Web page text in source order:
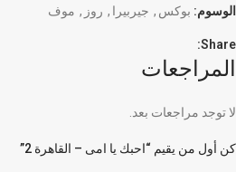
الوسوم: بوكس , جيربيرا , روز , موف
Share:
المراجعات
لا توجد مراجعات بعد.
كن أول من يقيم “احبك يا امى – القاهرة 2”